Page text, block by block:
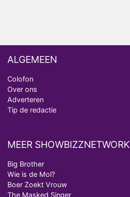
ALGEMEEN
Colofon
Over ons
Adverteren
Tip de redactie
MEER SHOWBIZZNETWORK
Big Brother
Wie is de Mol?
Boer Zoekt Vrouw
The Masked Singer